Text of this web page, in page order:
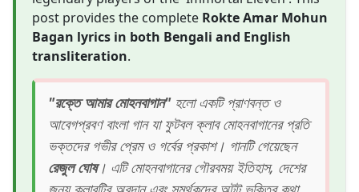
post provides the complete Rokte Amar Mohun
Bagan lyrics in both Bengali and English
transliteration.
"রক্তে আমার মোহনবাগান"হলো একটি প্রাণবন্ত ও
আবেগপ্রবণ বাংলা গান যা ফুটবল ক্লাব মোহনবাগানের প্রতি
ভক্তদের গভীর প্রেম ও গর্বের প্রকাশ। গানটি গেয়েছেন
রেজুল ঘোষ। এটি মোহনবাগানের গৌরবময় ইতিহাস, দেশের